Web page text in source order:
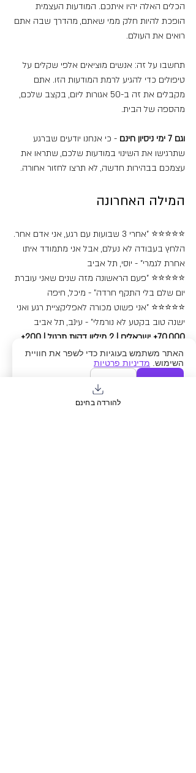
הכלים האלה יהיו איתכם. המודעות העצמית
הופכת להיות חלק ממי שאתם, מהדרך שבה אתם
רואים את העולם.
תחשבו על זה: אנשים מוציאים אלפי שקלים על
טיפולים כדי להגיע לרמת המודעות הזו. אתם
מקבלים את זה ב-50 אגורות ליום, בקצב שלכם,
מהספה של הבית.
וגם 7 ימי ניסיון חינם
- כי אנחנו יודעים שברגע
שתרגישו את השינוי במודעות שלכם, שתראו את
עצמכם בבהירות חדשה, לא תרצו לחזור אחורה.
המילה האחרונה
⭐⭐⭐⭐⭐ "אחרי 3 שבועות עם רגע, אני אדם אחר.
הלחץ בעבודה לא נעלם, אבל אני מתמודד איתו
אחרת לגמרי" - יוסי, תל אביב
⭐⭐⭐⭐⭐ "פעם הראשונה מזה שנים שאני עוברת
יום שלם בלי התקף חרדה" - מיכל, חיפה
⭐⭐⭐⭐⭐ "אני פשוט מכורה לאפליקציית רגע ואני
ישנה טוב בקטע לא נורמלי" - עינב, תל אביב
70,000+ ישראלים | 2 מיליון דקות תרגול | 200+
ביקורות 5 כוכבים
זו לא עוד אפליקציה. זו הקהילה הכי גדולה
בישראל של אנשים שבחרו לחיות עם פחות
להורדה בחינם
האתר משתמש בעוגיות כדי לשפר את חוויית
השימוש. מדיניות פרטיות
אישור